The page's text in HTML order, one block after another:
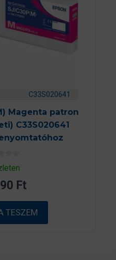
C33S020641
Magenta patron
C33S020641
Ft
TESZEM